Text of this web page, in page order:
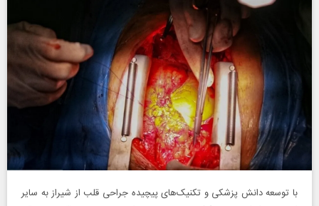
با توسعه دانش پزشکی و تکنیک‌های پیچیده جراحی قلب از شیراز به سایر